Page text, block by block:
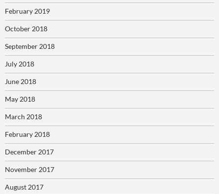
February 2019
October 2018
September 2018
July 2018
June 2018
May 2018
March 2018
February 2018
December 2017
November 2017
August 2017